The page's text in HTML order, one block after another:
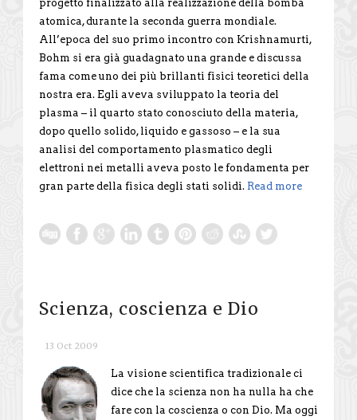
progetto finalizzato alla realizzazione della bomba
atomica, durante la seconda guerra mondiale.
All’epoca del suo primo incontro con Krishnamurti,
Bohm si era già guadagnato una grande e discussa
fama come uno dei più brillanti fisici teoretici della
nostra era. Egli aveva sviluppato la teoria del
plasma – il quarto stato conosciuto della materia,
dopo quello solido, liquido e gassoso – e la sua
analisi del comportamento plasmatico degli
elettroni nei metalli aveva posto le fondamenta per
gran parte della fisica degli stati solidi. Read more
Scienza, coscienza e Dio
13 Oct 2009
La visione scientifica tradizionale ci
dice che la scienza non ha nulla ha che
fare con la coscienza o con Dio. Ma oggi